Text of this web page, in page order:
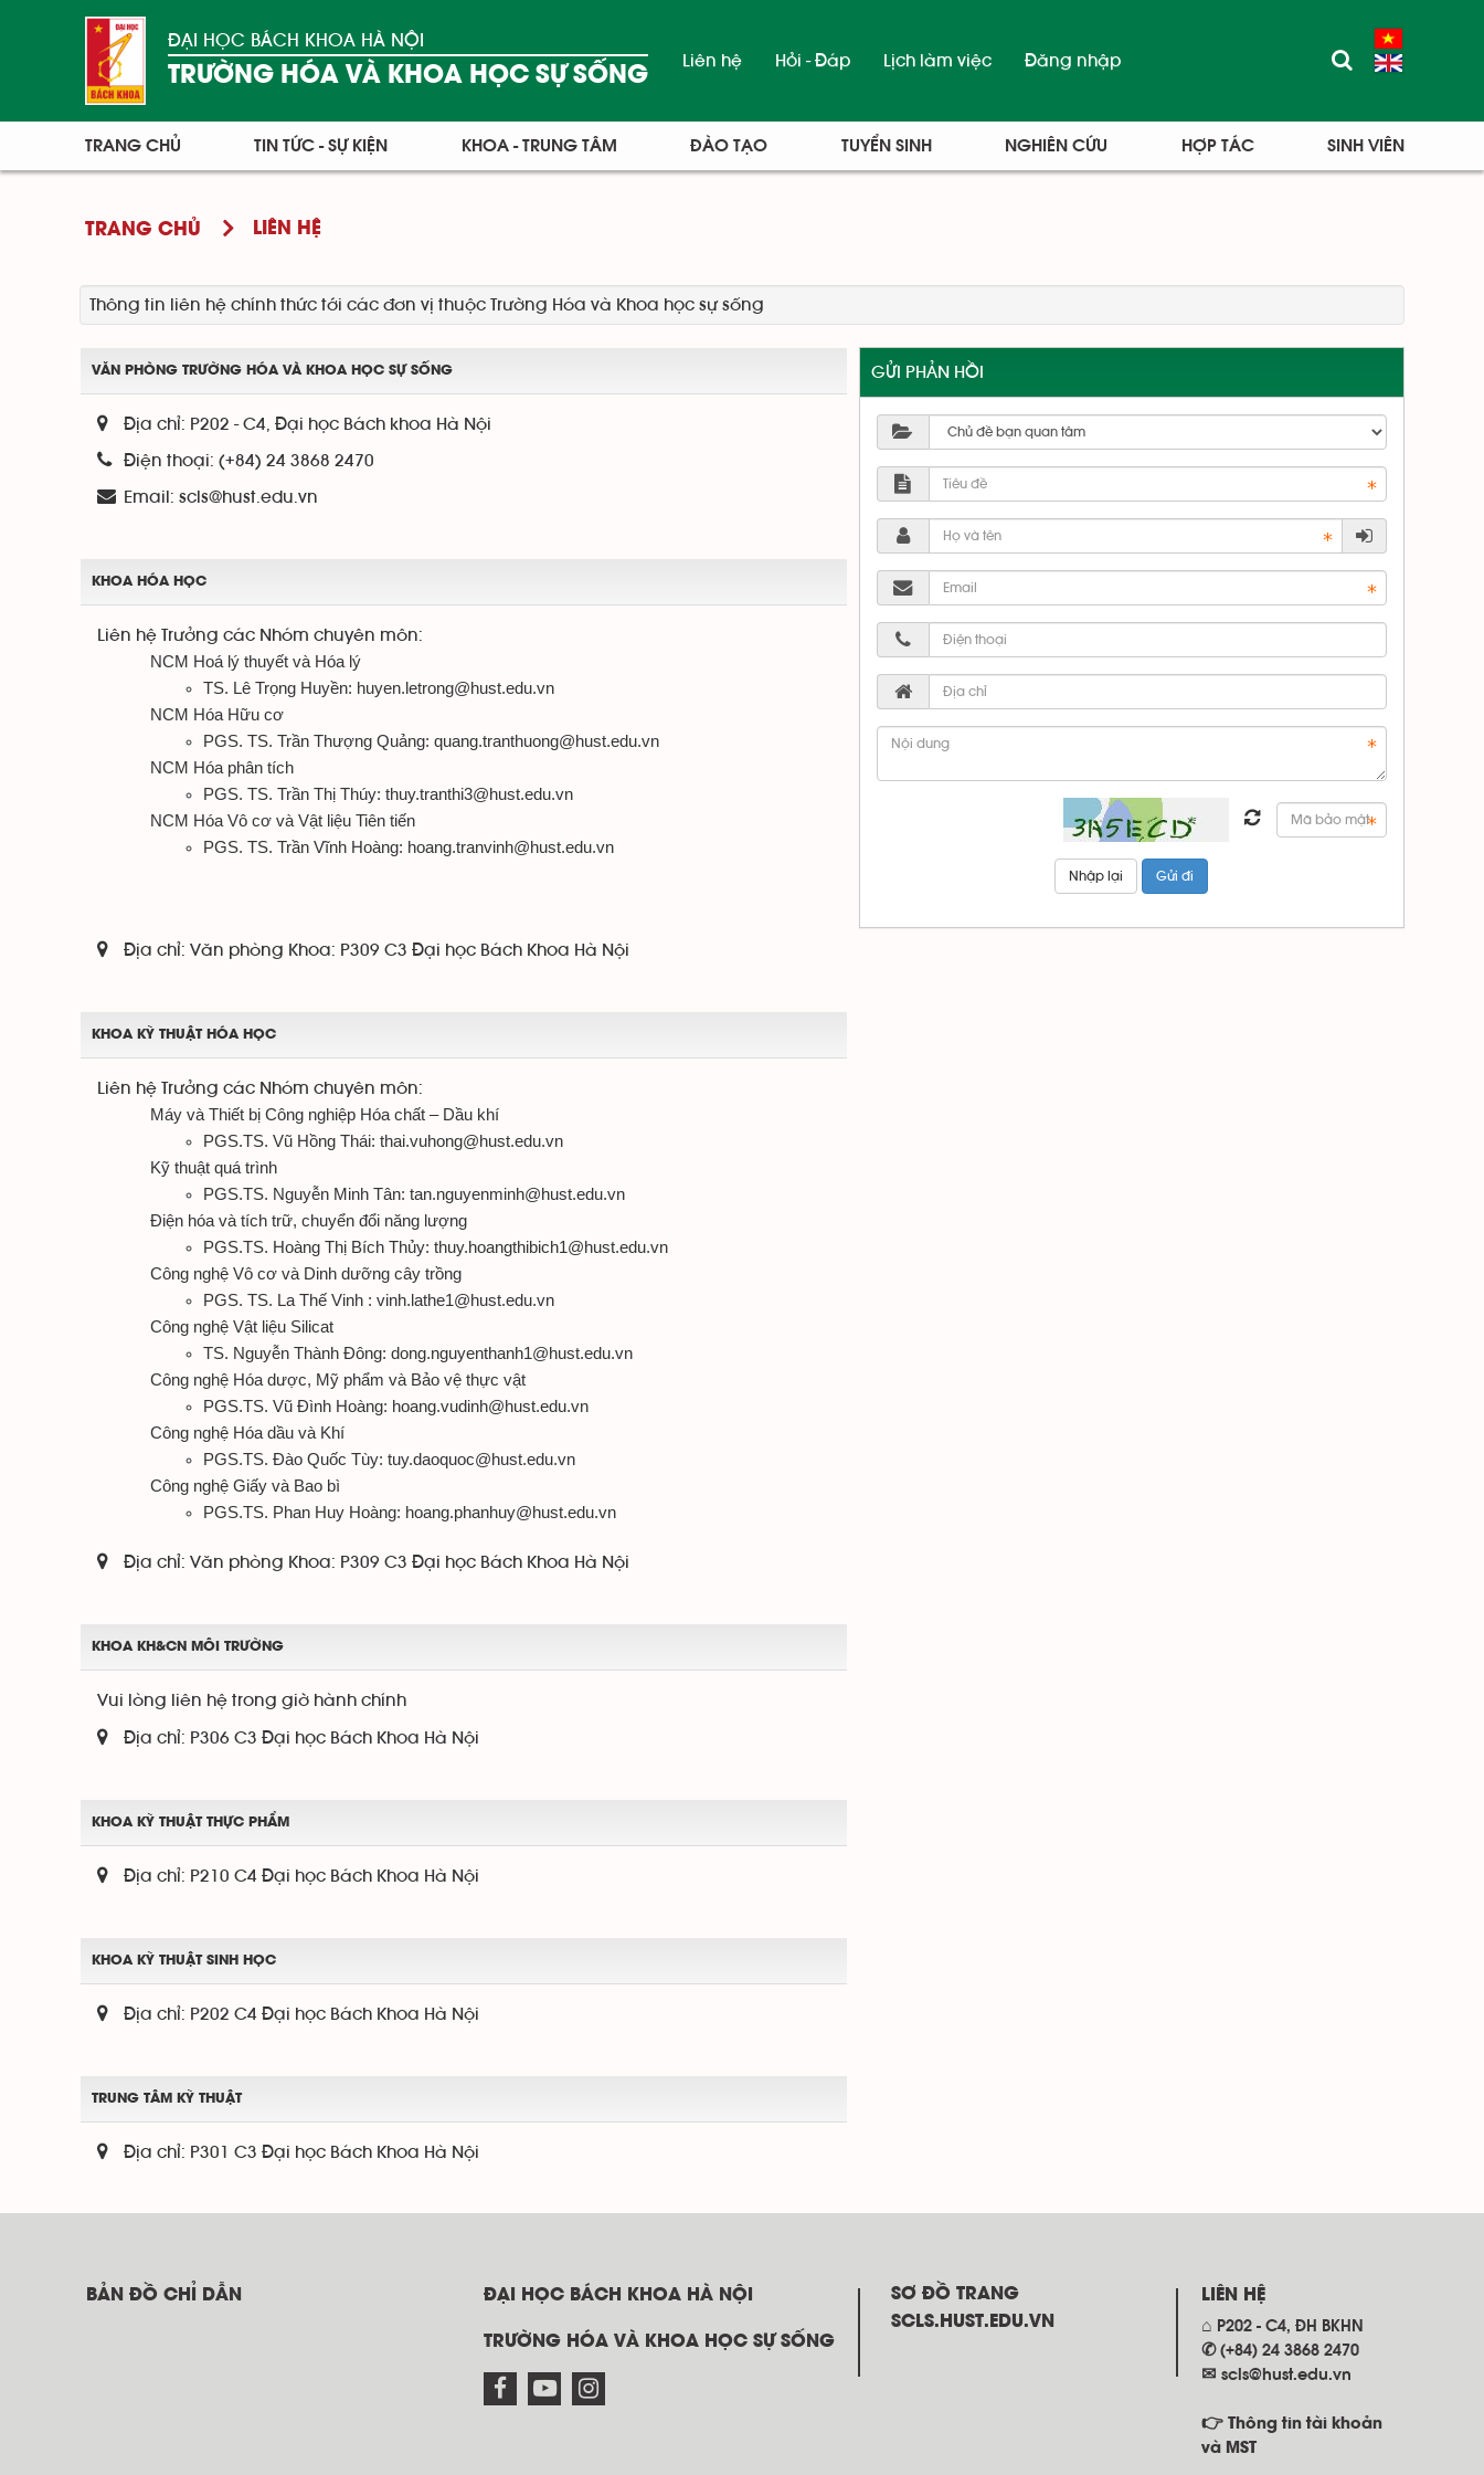
ĐẠI HỌC BÁCH KHOA HÀ NỘI
TRƯỜNG HÓA VÀ KHOA HỌC SỰ SỐNG
Liên hệ Hỏi - Đáp Lịch làm việc Đăng nhập
TRANG CHỦ TIN TỨC - SỰ KIỆN KHOA - TRUNG TÂM ĐÀO TẠO TUYỂN SINH NGHIÊN CỨU HỢP TÁC SINH VIÊN
TRANG CHỦ LIÊN HỆ
Thông tin liên hệ chính thức tới các đơn vị thuộc Trường Hóa và Khoa học sự sống
VĂN PHÒNG TRƯỜNG HÓA VÀ KHOA HỌC SỰ SỐNG
Địa chỉ: P202 - C4, Đại học Bách khoa Hà Nội
Điện thoại: (+84) 24 3868 2470
Email: scls@hust.edu.vn
KHOA HÓA HỌC
Liên hệ Trưởng các Nhóm chuyên môn:
NCM Hoá lý thuyết và Hóa lý
TS. Lê Trọng Huyền: huyen.letrong@hust.edu.vn
NCM Hóa Hữu cơ
PGS. TS. Trần Thượng Quảng: quang.tranthuong@hust.edu.vn
NCM Hóa phân tích
PGS. TS. Trần Thị Thúy: thuy.tranthi3@hust.edu.vn
NCM Hóa Vô cơ và Vật liệu Tiên tiến
PGS. TS. Trần Vĩnh Hoàng: hoang.tranvinh@hust.edu.vn
Địa chỉ: Văn phòng Khoa: P309 C3 Đại học Bách Khoa Hà Nội
KHOA KỸ THUẬT HÓA HỌC
Liên hệ Trưởng các Nhóm chuyên môn:
Máy và Thiết bị Công nghiệp Hóa chất – Dầu khí
PGS.TS. Vũ Hồng Thái: thai.vuhong@hust.edu.vn
Kỹ thuật quá trình
PGS.TS. Nguyễn Minh Tân: tan.nguyenminh@hust.edu.vn
Điện hóa và tích trữ, chuyển đổi năng lượng
PGS.TS. Hoàng Thị Bích Thủy: thuy.hoangthibich1@hust.edu.vn
Công nghệ Vô cơ và Dinh dưỡng cây trồng
PGS. TS. La Thế Vinh : vinh.lathe1@hust.edu.vn
Công nghệ Vật liệu Silicat
TS. Nguyễn Thành Đông: dong.nguyenthanh1@hust.edu.vn
Công nghệ Hóa dược, Mỹ phẩm và Bảo vệ thực vật
PGS.TS. Vũ Đình Hoàng: hoang.vudinh@hust.edu.vn
Công nghệ Hóa dầu và Khí
PGS.TS. Đào Quốc Tùy: tuy.daoquoc@hust.edu.vn
Công nghệ Giấy và Bao bì
PGS.TS. Phan Huy Hoàng: hoang.phanhuy@hust.edu.vn
Địa chỉ: Văn phòng Khoa: P309 C3 Đại học Bách Khoa Hà Nội
KHOA KH&CN MÔI TRƯỜNG
Vui lòng liên hệ trong giờ hành chính
Địa chỉ: P306 C3 Đại học Bách Khoa Hà Nội
KHOA KỸ THUẬT THỰC PHẨM
Địa chỉ: P210 C4 Đại học Bách Khoa Hà Nội
KHOA KỸ THUẬT SINH HỌC
Địa chỉ: P202 C4 Đại học Bách Khoa Hà Nội
TRUNG TÂM KỸ THUẬT
Địa chỉ: P301 C3 Đại học Bách Khoa Hà Nội
GỬI PHẢN HỒI
BẢN ĐỒ CHỈ DẪN ĐẠI HỌC BÁCH KHOA HÀ NỘI
TRƯỜNG HÓA VÀ KHOA HỌC SỰ SỐNG
SƠ ĐỒ TRANG
SCLS.HUST.EDU.VN
LIÊN HỆ
⌂ P202 - C4, ĐH BKHN
✆ (+84) 24 3868 2470
✉ scls@hust.edu.vn
👉 Thông tin tài khoản
và MST